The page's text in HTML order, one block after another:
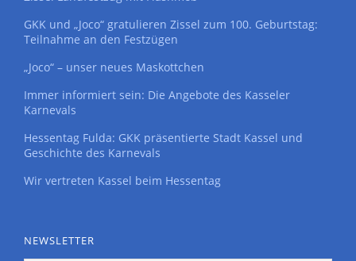
GKK und „Joco“ gratulieren Zissel zum 100. Geburtstag:
Teilnahme an den Festzügen
„Joco“ – unser neues Maskottchen
Immer informiert sein: Die Angebote des Kasseler
Karnevals
Hessentag Fulda: GKK präsentierte Stadt Kassel und
Geschichte des Karnevals
Wir vertreten Kassel beim Hessentag
NEWSLETTER